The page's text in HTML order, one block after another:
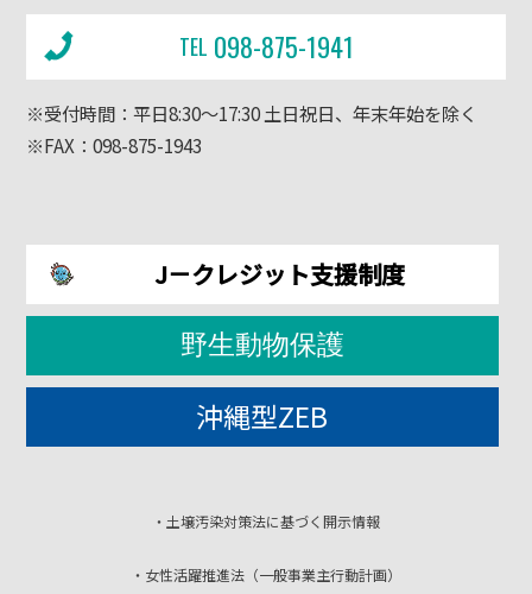
TEL 098-875-1941
※受付時間：平日8:30～17:30 土日祝日、年末年始を除く
※FAX：098-875-1943
J－クレジット支援制度
野生動物保護
沖縄型ZEB
・土壌汚染対策法に基づく開示情報
・女性活躍推進法（一般事業主行動計画）